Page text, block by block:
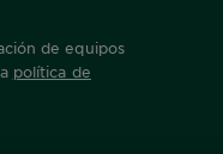
de equipos
política de